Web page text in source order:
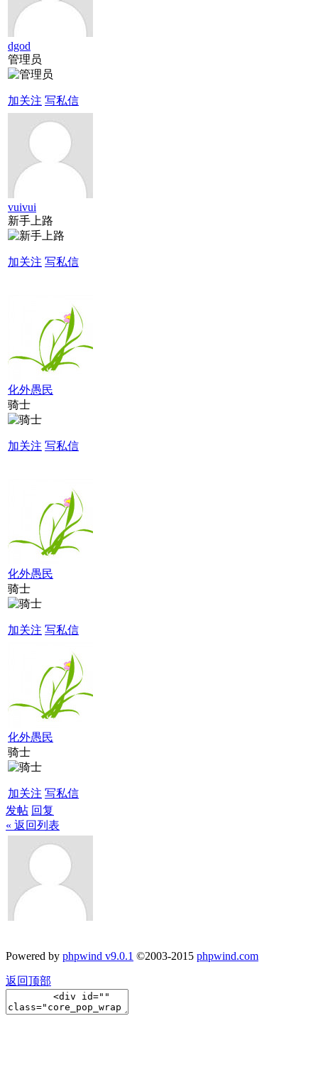
dgod
管理员
加关注 写私信
vuivui
新手上路
加关注 写私信
化外愚民
骑士
加关注 写私信
化外愚民
骑士
加关注 写私信
化外愚民
骑士
加关注 写私信
发帖 回复
« 返回列表
Powered by phpwind v9.0.1 ©2003-2015 phpwind.com
返回顶部